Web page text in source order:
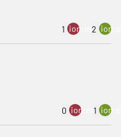
1 ion:minus
2
0 ion:minus
1